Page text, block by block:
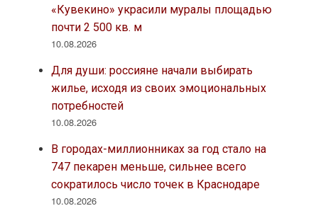
«Кувекино» украсили муралы площадью
почти 2 500 кв. м
10.08.2026
Для души: россияне начали выбирать
жилье, исходя из своих эмоциональных
потребностей
10.08.2026
В городах-миллионниках за год стало на
747 пекарен меньше, сильнее всего
сократилось число точек в Краснодаре
10.08.2026